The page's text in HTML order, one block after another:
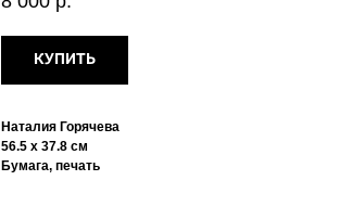
КУПИТЬ
Наталия Горячева
56.5 х 37.8 см
Бумага, печать